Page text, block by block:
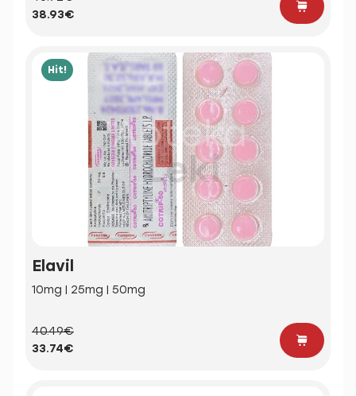
38.93€
Hit!
Elavil
10mg | 25mg | 50mg
40.49€
33.74€